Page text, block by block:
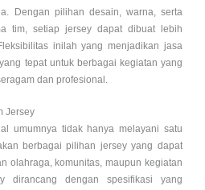
Dengan pilihan desain, warna, serta
tim, setiap jersey dapat dibuat lebih
inilah yang menjadikan jasa
tepat untuk berbagai kegiatan yang
dan profesional.
Jersey
umumnya tidak hanya melayani satu
berbagai pilihan jersey yang dapat
olahraga, komunitas, maupun kegiatan
dirancang dengan spesifikasi yang